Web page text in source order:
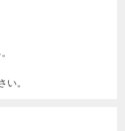
い。